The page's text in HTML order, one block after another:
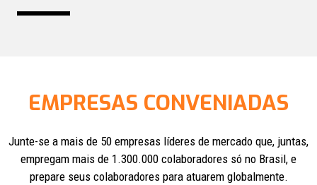
EMPRESAS CONVENIADAS
Junte-se a mais de 50 empresas líderes de mercado que, juntas,
empregam mais de 1.300.000 colaboradores só no Brasil, e
prepare seus colaboradores para atuarem globalmente.